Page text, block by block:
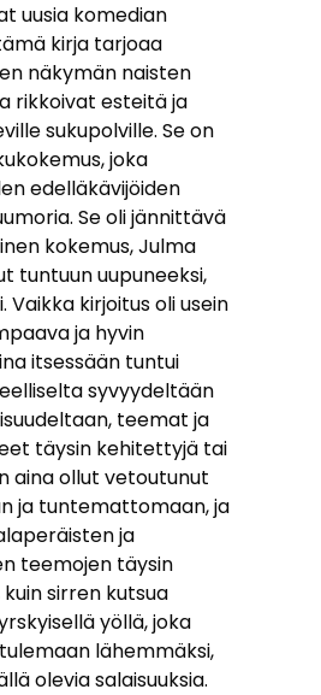
uusia komedian
kirja tarjoaa
näkymän naisten
rikkoivat esteitä ja
sukupolville. Se on
joka
edelläkävijöiden
Se oli jännittävä
kokemus, Julma
tuntuun uupuneeksi,
Vaikka kirjoitus oli usein
ja hyvin
itsessään tuntui
syvyydeltään
teemat ja
täysin kehitettyjä tai
aina ollut vetoutunut
ja tuntemattomaan, ja
ja
teemojen täysin
sirren kutsua
yöllä, joka
lähemmäksi,
olevia salaisuuksia.